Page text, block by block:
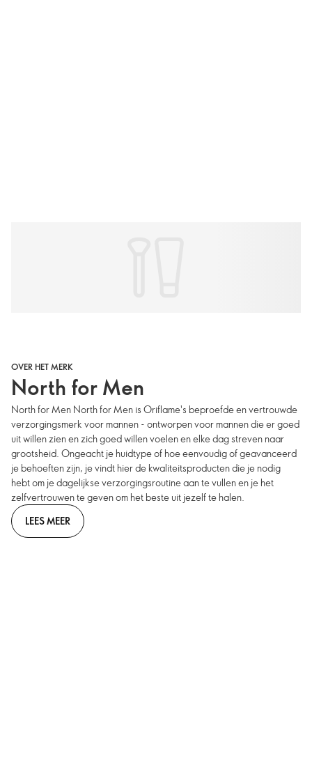
OVER HET MERK
North for Men
North for Men North for Men is Oriflame's beproefde en vertrouwde
verzorgingsmerk voor mannen - ontworpen voor mannen die er goed
uit willen zien en zich goed willen voelen en elke dag streven naar
grootsheid. Ongeacht je huidtype of hoe eenvoudig of geavanceerd
je behoeften zijn, je vindt hier de kwaliteitsproducten die je nodig
hebt om je dagelijkse verzorgingsroutine aan te vullen en je het
zelfvertrouwen te geven om het beste uit jezelf te halen.
LEES MEER